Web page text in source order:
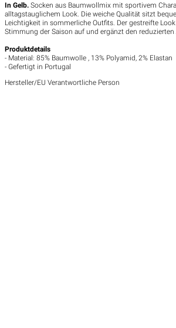
In Gelb. Socken aus Baumwollmix mit sportivem
alltagstauglichem Look. Die weiche Qualität sitzt
Leichtigkeit in sommerliche Outfits. Der gestreifte
Stimmung der Saison auf und ergänzt den reduzierten
Produktdetails
- Material: 85% Baumwolle , 13% Polyamid, 2% Elastan
- Gefertigt in Portugal
Hersteller/EU Verantwortliche Person